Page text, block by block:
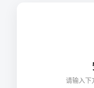
请输入下